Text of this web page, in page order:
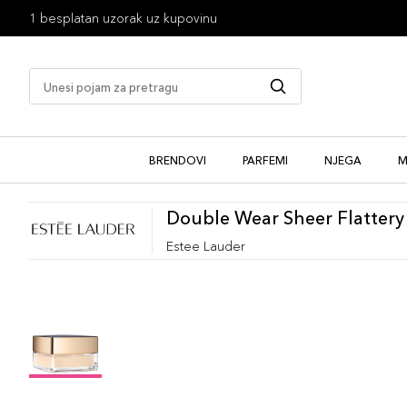
1 besplatan uzorak uz kupovinu
BRENDOVI PARFEMI NJEGA
Double Wear Sheer
Estee Lauder